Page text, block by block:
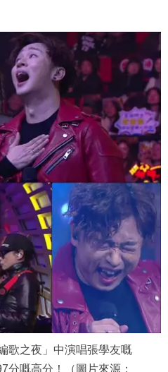
歌之夜」中演唱張學友嘅
分嘅高分！（圖片來源：